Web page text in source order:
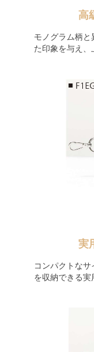
高
モノグラム柄
た印象を与え、
実
コンパクトな
を収納できる実